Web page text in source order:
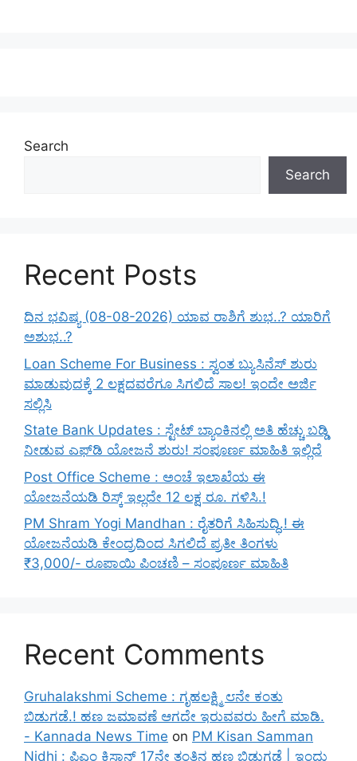
Search
Search
Recent Posts
ದಿನ ಭವಿಷ್ಯ (08-08-2026) ಯಾವ ರಾಶಿಗೆ ಶುಭ..? ಯಾರಿಗೆ
ಅಶುಭ..?
Loan Scheme For Business : ಸ್ವಂತ ಬ್ಯುಸಿನೆಸ್ ಶುರು
ಮಾಡುವುದಕ್ಕೆ 2 ಲಕ್ಷದವರೆಗೂ ಸಿಗಲಿದೆ ಸಾಲ! ಇಂದೇ ಅರ್ಜಿ
ಸಲ್ಲಿಸಿ
State Bank Updates : ಸ್ಟೇಟ್ ಬ್ಯಾಂಕಿನಲ್ಲಿ ಅತಿ ಹೆಚ್ಚು ಬಡ್ಡಿ
ನೀಡುವ ಎಫ್‌ಡಿ ಯೋಜನೆ ಶುರು! ಸಂಪೂರ್ಣ ಮಾಹಿತಿ ಇಲ್ಲಿದೆ
Post Office Scheme : ಅಂಚೆ ಇಲಾಖೆಯ ಈ
ಯೋಜನೆಯಡಿ ರಿಸ್ಕ್‌ ಇಲ್ಲದೇ 12 ಲಕ್ಷ ರೂ. ಗಳಿಸಿ.!
PM Shram Yogi Mandhan : ರೈತರಿಗೆ ಸಿಹಿಸುದ್ಧಿ.! ಈ
ಯೋಜನೆಯಡಿ ಕೇಂದ್ರದಿಂದ ಸಿಗಲಿದೆ ಪ್ರತೀ ತಿಂಗಳು
₹3,000/- ರೂಪಾಯಿ ಪಿಂಚಣಿ – ಸಂಪೂರ್ಣ ಮಾಹಿತಿ
Recent Comments
Gruhalakshmi Scheme : ಗೃಹಲಕ್ಷ್ಮಿ ೮ನೇ ಕಂತು
ಬಿಡುಗಡೆ.! ಹಣ ಜಮಾವಣೆ ಆಗದೇ ಇರುವವರು ಹೀಗೆ ಮಾಡಿ.
- Kannada News Time on PM Kisan Samman
Nidhi : ಪಿಎಂ ಕಿಸಾನ್ 17ನೇ ತಂತಿನ ಹಣ ಬಿಡುಗಡೆ | ಇಂದು